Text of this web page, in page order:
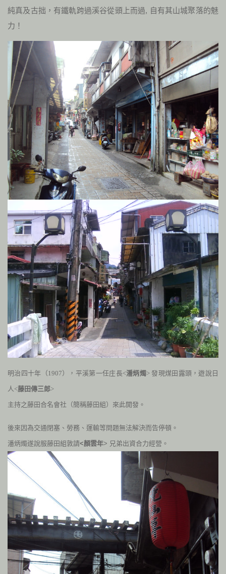
純真及古拙，有鐵軌跨過溪谷從頭上而過, 自有其山城聚落的魅
力！
明治四十年（1907），平溪第一任庄長<潘炳燭> 發現煤田露頭，遊說日
人<藤田傳三郎>
主持之藤田合名會社（簡稱藤田組）來此開發。
後來因為交通閉塞、勞務、運輸等問題無法解決而告停頓。
潘炳燭遂說服藤田組敦請<顏雲年> 兄弟出資合力經營。